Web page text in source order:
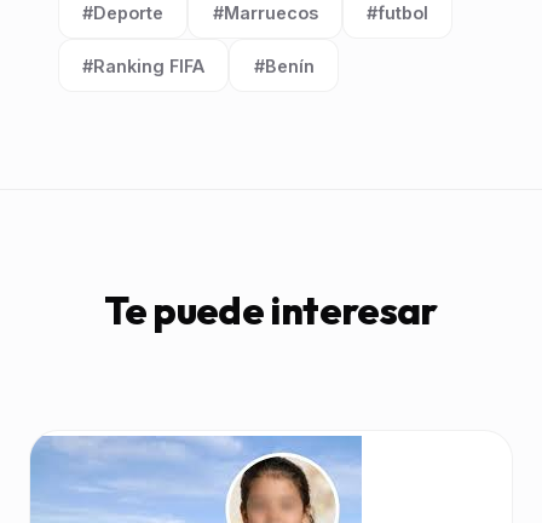
Etiqueta:
#Deporte
Etiqueta:
#Marruecos
Etiqueta:
#futbol
Etiqueta:
#Ranking FIFA
Etiqueta:
#Benín
Te puede interesar